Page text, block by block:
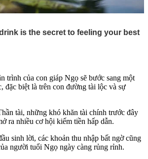
trình của con giáp Ngọ sẽ bước sang một
đặc biệt là trên con đường tài lộc và sự
tài, những khó khăn tài chính trước đây
ra nhiều cơ hội kiếm tiền hấp dẫn.
sinh lời, các khoản thu nhập bất ngờ cũng
người tuổi Ngọ ngày càng rủng rỉnh.